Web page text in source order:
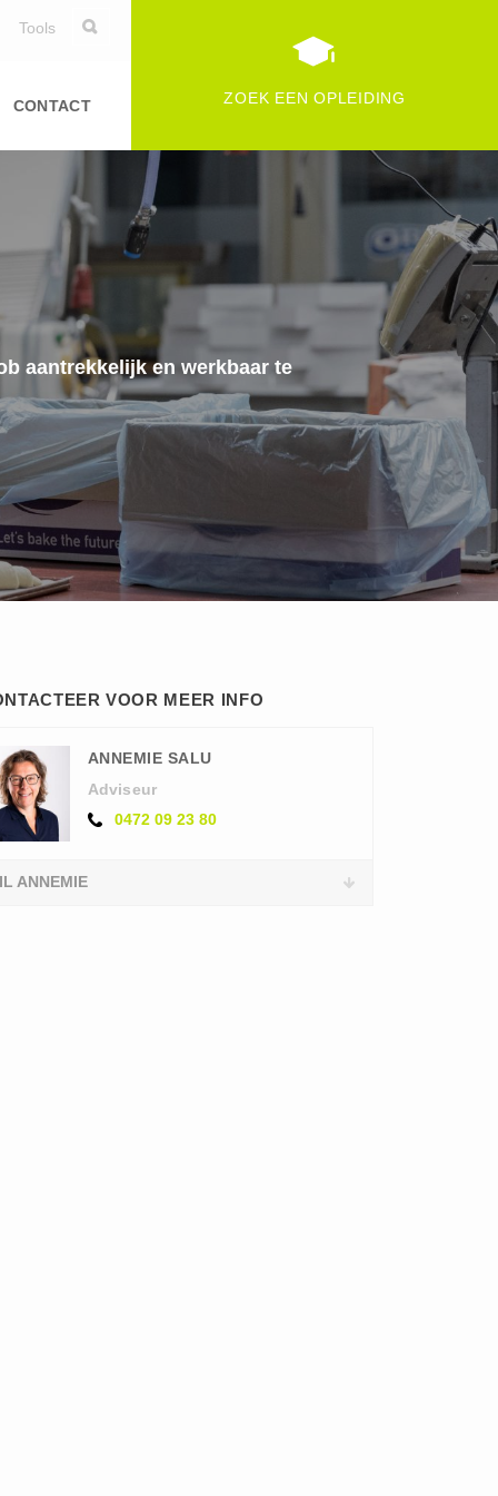
Tools
CONTACT ZOEK EEN OPLEIDING
aantrekkelijk en werkbaar te
VOOR MEER INFO
ANNEMIE SALU
Adviseur
0472 09 23 80
ANNEMIE